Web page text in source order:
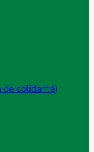
de solidarité)